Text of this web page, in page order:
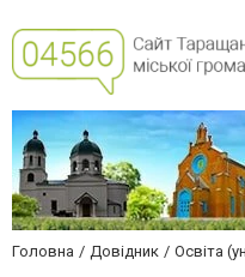
Головна Довідник Освіта